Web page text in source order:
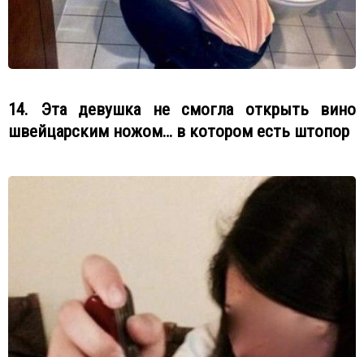
14. Эта девушка не смогла открыть вино
швейцарским ножом… в котором есть штопор